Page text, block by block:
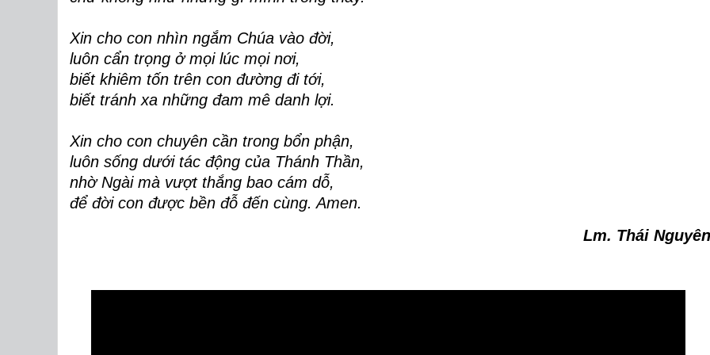
Xin cho con nhìn ngắm Chúa vào đời,
luôn cẩn trọng ở mọi lúc mọi nơi,
biết khiêm tốn trên con đường đi tới,
biết tránh xa những đam mê danh lợi.
Xin cho con chuyên cần trong bổn phận,
luôn sống dưới tác động của Thánh Thần,
nhờ Ngài mà vượt thắng bao cám dỗ,
để đời con được bền đỗ đến cùng. Amen.
Lm. Thái